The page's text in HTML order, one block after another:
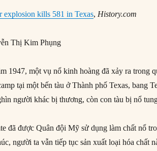
explosion kills 581 in Texas, History.com
Thị Kim Phụng
1947, một vụ nổ kinh hoàng đã xảy ra trong
tại một bến tàu ở Thành phố Texas, bang
người khác bị thương, còn con tàu bị nổ
đã được Quân đội Mỹ sử dụng làm chất nổ
người ta vẫn tiếp tục sản xuất loại hóa chất